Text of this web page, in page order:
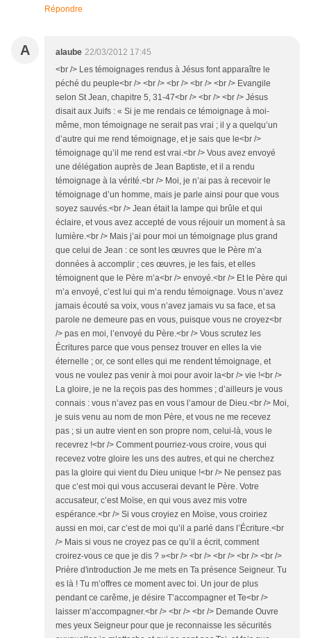
Répondre
A alaube 22/03/2012 17:45
<br /> Les témoignages rendus à Jésus font apparaître le
péché du peuple<br /> <br /> <br /> <br /> <br /> Evangile
selon St Jean, chapitre 5, 31-47<br /> <br /> <br /> Jésus
disait aux Juifs : « Si je me rendais ce témoignage à moi-
même, mon témoignage ne serait pas vrai ; il y a quelqu’un
d’autre qui me rend témoignage, et je sais que le<br />
témoignage qu’il me rend est vrai.<br /> Vous avez envoyé
une délégation auprès de Jean Baptiste, et il a rendu
témoignage à la vérité.<br /> Moi, je n’ai pas à recevoir le
témoignage d’un homme, mais je parle ainsi pour que vous
soyez sauvés.<br /> Jean était la lampe qui brûle et qui
éclaire, et vous avez accepté de vous réjouir un moment à sa
lumière.<br /> Mais j’ai pour moi un témoignage plus grand
que celui de Jean : ce sont les œuvres que le Père m’a
données à accomplir ; ces œuvres, je les fais, et elles
témoignent que le Père m’a<br /> envoyé.<br /> Et le Père qui
m’a envoyé, c’est lui qui m’a rendu témoignage. Vous n’avez
jamais écouté sa voix, vous n’avez jamais vu sa face, et sa
parole ne demeure pas en vous, puisque vous ne croyez<br
/> pas en moi, l’envoyé du Père.<br /> Vous scrutez les
Écritures parce que vous pensez trouver en elles la vie
éternelle ; or, ce sont elles qui me rendent témoignage, et
vous ne voulez pas venir à moi pour avoir la<br /> vie !<br />
La gloire, je ne la reçois pas des hommes ; d’ailleurs je vous
connais : vous n’avez pas en vous l’amour de Dieu.<br /> Moi,
je suis venu au nom de mon Père, et vous ne me recevez
pas ; si un autre vient en son propre nom, celui-là, vous le
recevrez !<br /> Comment pourriez-vous croire, vous qui
recevez votre gloire les uns des autres, et qui ne cherchez
pas la gloire qui vient du Dieu unique !<br /> Ne pensez pas
que c’est moi qui vous accuserai devant le Père. Votre
accusateur, c’est Moïse, en qui vous avez mis votre
espérance.<br /> Si vous croyiez en Moïse, vous croiriez
aussi en moi, car c’est de moi qu’il a parlé dans l’Écriture.<br
/> Mais si vous ne croyez pas ce qu’il a écrit, comment
croirez-vous ce que je dis ? »<br /> <br /> <br /> <br /> <br />
Prière d'introduction Je me mets en Ta présence Seigneur. Tu
es là ! Tu m’offres ce moment avec toi. Un jour de plus
pendant ce carême, je désire T’accompagner et Te<br />
laisser m’accompagner.<br /> <br /> <br /> Demande Ouvre
mes yeux Seigneur pour que je reconnaisse les sécurités